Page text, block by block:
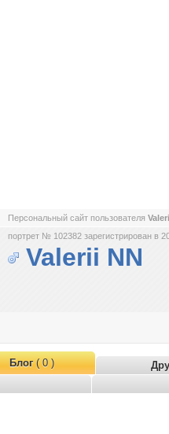
Персональный сайт пользователя
портрет № 102382 зарегистрирован в
Valerii NN
Блог( 0 )